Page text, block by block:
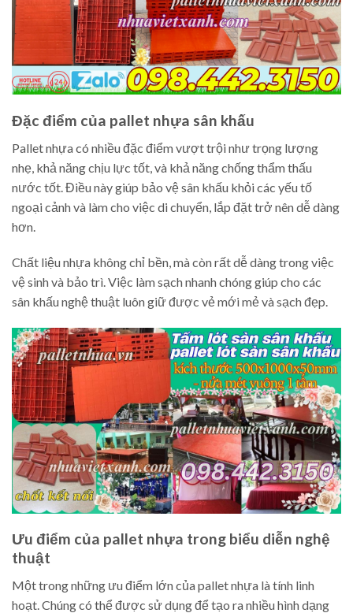
Đặc điểm của pallet nhựa sân khấu
Pallet nhựa có nhiều đặc điểm vượt trội như trọng lượng
nhẹ, khả năng chịu lực tốt, và khả năng chống thẩm thấu
nước tốt. Điều này giúp bảo vệ sân khấu khỏi các yếu tố
ngoại cảnh và làm cho việc di chuyển, lắp đặt trở nên dễ dàng
hơn.
Chất liệu nhựa không chỉ bền, mà còn rất dễ dàng trong việc
vệ sinh và bảo trì. Việc làm sạch nhanh chóng giúp cho các
sân khấu nghệ thuật luôn giữ được vẻ mới mẻ và sạch đẹp.
Ưu điểm của pallet nhựa trong biểu diễn nghệ
thuật
Một trong những ưu điểm lớn của pallet nhựa là tính linh
hoạt. Chúng có thể được sử dụng để tạo ra nhiều hình dạng